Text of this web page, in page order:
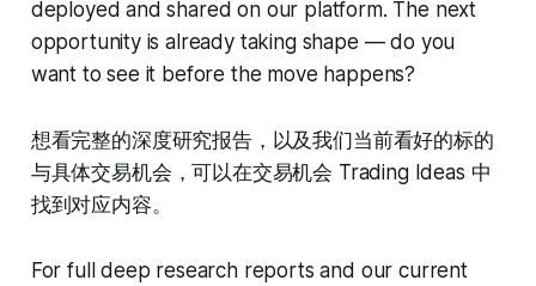
deployed and shared on our platform. The next
opportunity is already taking shape — do you
want to see it before the move happens?
想看完整的深度研究报告，以及我们当前看好的标的
与具体交易机会，可以在交易机会 Trading Ideas 中
找到对应内容。
For full deep research reports and our current